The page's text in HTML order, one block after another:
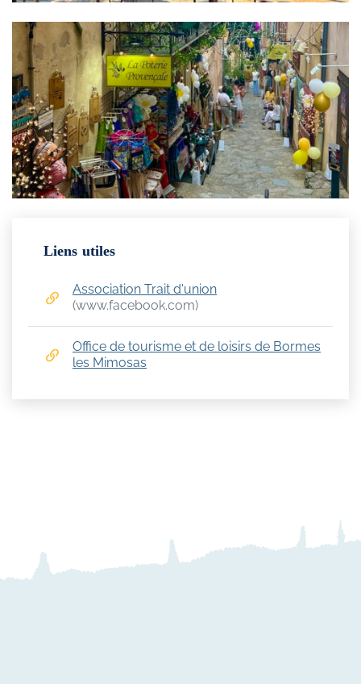
Liens utiles
Association Trait d'union
(www.facebook.com)
Office de tourisme et de loisirs de Bormes
les Mimosas